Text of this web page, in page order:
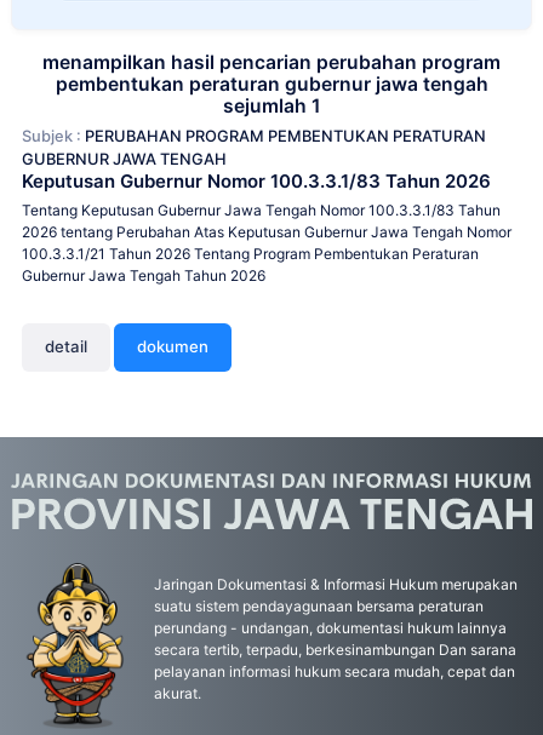
menampilkan hasil pencarian perubahan program
pembentukan peraturan gubernur jawa tengah
sejumlah 1
Subjek : PERUBAHAN PROGRAM PEMBENTUKAN PERATURAN
GUBERNUR JAWA TENGAH
Keputusan Gubernur Nomor 100.3.3.1/83 Tahun 2026
Tentang Keputusan Gubernur Jawa Tengah Nomor 100.3.3.1/83 Tahun
2026 tentang Perubahan Atas Keputusan Gubernur Jawa Tengah Nomor
100.3.3.1/21 Tahun 2026 Tentang Program Pembentukan Peraturan
Gubernur Jawa Tengah Tahun 2026
detail dokumen
Jaringan Dokumentasi & Informasi Hukum merupakan
suatu sistem pendayagunaan bersama peraturan
perundang - undangan, dokumentasi hukum lainnya
secara tertib, terpadu, berkesinambungan Dan sarana
pelayanan informasi hukum secara mudah, cepat dan
akurat.